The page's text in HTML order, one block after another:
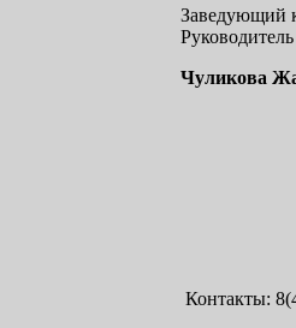
Заведующий
Чуликова
Контакты: